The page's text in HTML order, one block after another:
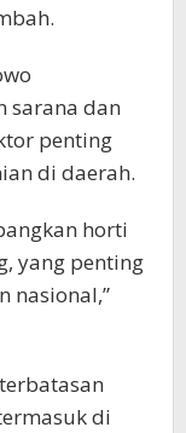
sarana dan
penting
di daerah.
horti
yang penting
nasional,”
di